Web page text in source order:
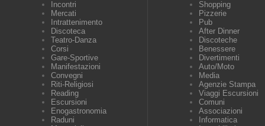
Incontri
Mercati
Intrattenimento
Discoteca
Teatro-Danza
Corsi
Gare-Sportive
Manifestazioni
Convegni
Riti-Religiosi
Reading
Escursioni
Enogastronomia
Raduni
Shopping
Pizzerie
Pub
After Dinner
Discoteche
Benessere
Divertimenti
Auto/Moto
Media
Agenzie Stampa
Viaggi Escursioni
Comuni
Associazioni
Informatica